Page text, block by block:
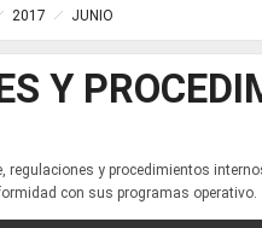
2017 JUNIO
Y
regulaciones y procedimientos
con sus programas operativo.